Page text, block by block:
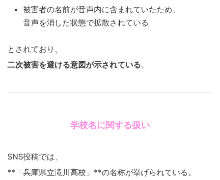
被害者の名前が音声内に含まれていたため、
音声を消した状態で拡散されている
とされており、
二次被害を避ける意図が示されている。
学校名に関する扱い
SNS投稿では、
**「兵庫県立滝川高校」**の名称が挙げられている。